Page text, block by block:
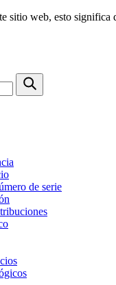
sitio web, esto significa
de serie